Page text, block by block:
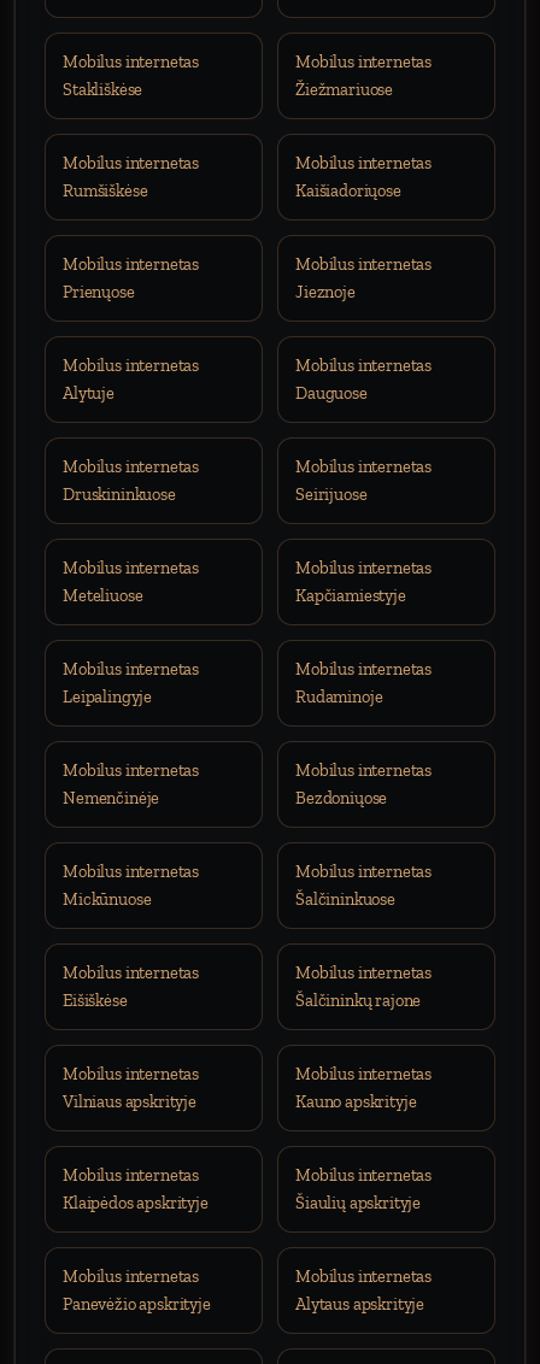
Mobilus internetas
Stakliškėse
Mobilus internetas
Žiežmariuose
Mobilus internetas
Rumšiškėse
Mobilus internetas
Kaišiadoriųose
Mobilus internetas
Prienųose
Mobilus internetas
Jieznoje
Mobilus internetas
Alytuje
Mobilus internetas
Dauguose
Mobilus internetas
Druskininkuose
Mobilus internetas
Seirijuose
Mobilus internetas
Meteliuose
Mobilus internetas
Kapčiamiestyje
Mobilus internetas
Leipalingyje
Mobilus internetas
Rudaminoje
Mobilus internetas
Nemenčinėje
Mobilus internetas
Bezdoniųose
Mobilus internetas
Mickūnuose
Mobilus internetas
Šalčininkuose
Mobilus internetas
Eišiškėse
Mobilus internetas
Šalčininkų rajone
Mobilus internetas
Vilniaus apskrityje
Mobilus internetas
Kauno apskrityje
Mobilus internetas
Klaipėdos apskrityje
Mobilus internetas
Šiaulių apskrityje
Mobilus internetas
Panevėžio apskrityje
Mobilus internetas
Alytaus apskrityje